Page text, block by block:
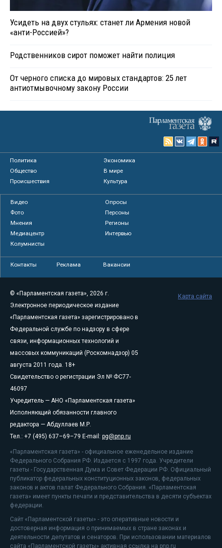
Усидеть на двух стульях: станет ли Армения новой
«анти-Россией»?
Родственников сирот поможет найти полиция
От черного списка до мировых стандартов: 25 лет
антиотмывочному закону России
Политика
Экономика
Общество
В мире
Происшествия
Культура
Видео
Опросы
Фото
Персоны
Мнения
Регионы
Медиацентр
Интервью
Колумнисты
Контакты Реклама Вакансии
© «Парламентская газета», 2026 г.
Электронное периодическое издание
«Парламентская газета» зарегистрировано в
Федеральной службе по надзору в сфере
связи, информационных технологий и
массовых коммуникаций (Роскомнадзор) 05
августа 2011 года. 18+
Свидетельство о регистрации Эл № ФС77-
46097
Учредитель — АНО «Парламентская газета»
Исполняющий обязанности главного
редактора — Абдуллаев М.Р.
Тел.: +7 (495) 637–69–79 E-mail: pg@pnp.ru
«Парламентская газета» - официальное еженедельное издание
Федерального Собрания РФ. Издается с 1997 года. Учредители
газеты - Государственная Дума и Совет Федерации РФ. Официальный
публикатор федеральных конституционных законов, федеральных
законов и актов палат Федерального Собрания. «Парламентская
газета» имеет пункты печати и представительства в десяти субъектах
федерации.
Сайт «Парламентской газеты» - это оперативные новости и
достоверная информация о принимаемых в стране законах и
деятельности депутатов и сенаторов. При использовании материалов
сайта «Парламентской газеты» активная ссылка на pnp.ru
Карта сайта